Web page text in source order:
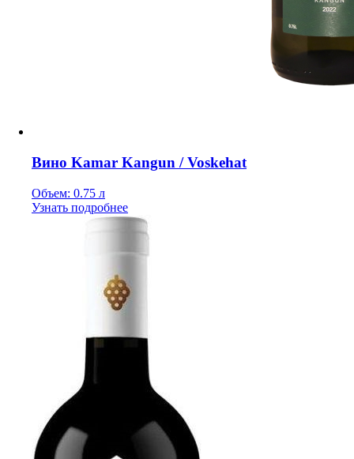
Вино Kamar Kangun / Voskehat
Объем: 0.75 л
Узнать подробнее